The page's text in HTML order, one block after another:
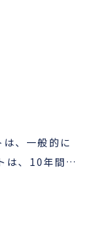
払いプラン
井医院 開院
河原医院 開
マンインプラ
会 国際口腔
ンク認定医
患によるも
険の適用対
社団誓栄会
医院 開院 南
ミナー開催
ラント学会
は、10年間以
できている
長持ちする
ームケアの